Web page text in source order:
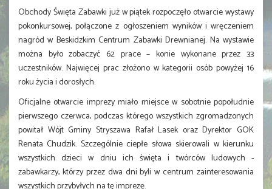
Obchody Święta Zabawki już w piątek rozpoczęło otwarcie wystawy
pokonkursowej, połączone z ogłoszeniem wyników i wręczeniem
nagród w Beskidzkim Centrum Zabawki Drewnianej. Na wystawie
można było zobaczyć 62 prace – konie wykonane przez 33
uczestników. Najwięcej prac złożono w kategorii osób powyżej 16
roku życia i dorosłych.
Oficjalne otwarcie imprezy miało miejsce w sobotnie popołudnie
pierwszego czerwca, podczas którego wszystkich zgromadzonych
powitał Wójt Gminy Stryszawa Rafał Lasek oraz Dyrektor GOK
Renata Chudzik. Szczególnie ciepłe słowa skierowali w kierunku
wszystkich dzieci w dniu ich święta i twórców ludowych -
zabawkarzy, którzy przez dwa dni byli w centrum zainteresowania